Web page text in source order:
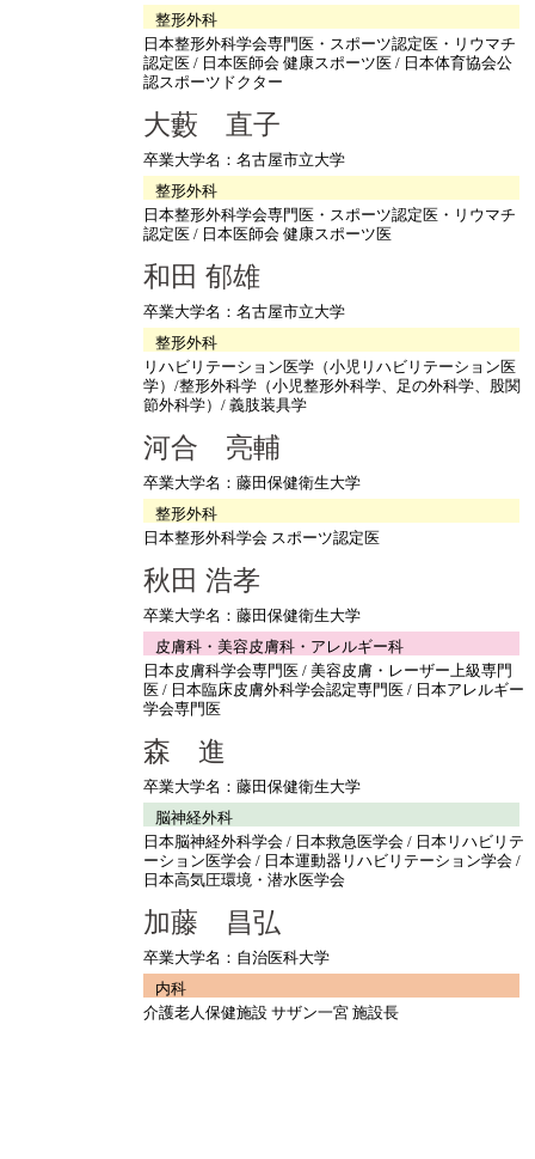
整形外科
日本整形外科学会専門医・スポーツ認定医・リウマチ
認定医 / 日本医師会 健康スポーツ医 / 日本体育協会公
認スポーツドクター
大藪 直子
卒業大学名：名古屋市立大学
整形外科
日本整形外科学会専門医・スポーツ認定医・リウマチ
認定医 / 日本医師会 健康スポーツ医
和田 郁雄
卒業大学名：名古屋市立大学
整形外科
リハビリテーション医学（小児リハビリテーション医
学）/整形外科学（小児整形外科学、足の外科学、股関
節外科学）/ 義肢装具学
河合 亮輔
卒業大学名：藤田保健衛生大学
整形外科
日本整形外科学会 スポーツ認定医
秋田 浩孝
卒業大学名：藤田保健衛生大学
皮膚科・美容皮膚科・アレルギー科
日本皮膚科学会専門医 / 美容皮膚・レーザー上級専門
医 / 日本臨床皮膚外科学会認定専門医 / 日本アレルギー
学会専門医
森 進
卒業大学名：藤田保健衛生大学
脳神経外科
日本脳神経外科学会 / 日本救急医学会 / 日本リハビリテ
ーション医学会 / 日本運動器リハビリテーション学会 /
日本高気圧環境・潜水医学会
加藤 昌弘
卒業大学名：自治医科大学
内科
介護老人保健施設 サザン一宮 施設長